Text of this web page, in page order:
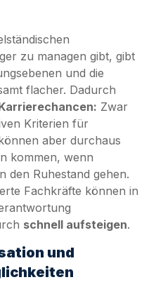
zu managen gibt, gibt
und die
flacher. Dadurch
Zwar
Kriterien für
aber durchaus
kommen, wenn
den Ruhestand gehen.
Fachkräfte können in
schnell aufsteigen.
und